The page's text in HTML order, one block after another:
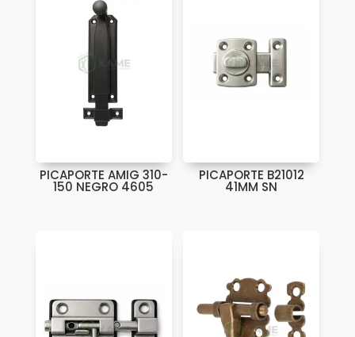
PICAPORTE AMIG 310-
150 NEGRO 4605
PICAPORTE B21012
41MM SN